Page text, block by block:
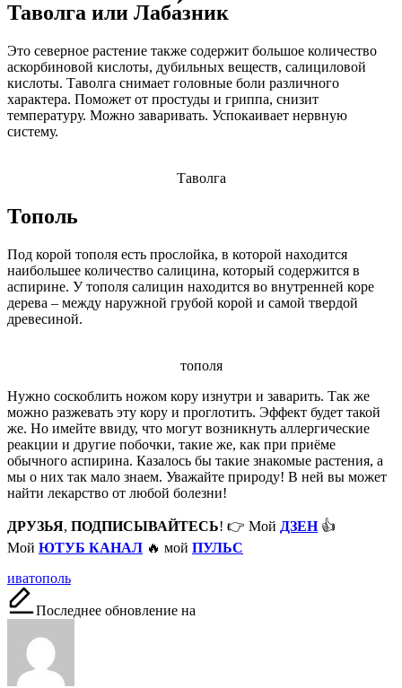
Таволга или Лаба́зник
Это северное растение также содержит большое количество
аскорбиновой кислоты, дубильных веществ, салициловой
кислоты. Таволга снимает головные боли различного
характера. Поможет от простуды и гриппа, снизит
температуру. Можно заваривать. Успокаивает нервную
систему.
Таволга
Тополь
Под корой тополя есть прослойка, в которой находится
наибольшее количество салицина, который содержится в
аспирине. У тополя салицин находится во внутренней коре
дерева – между наружной грубой корой и самой твердой
древесиной.
тополя
Нужно соскоблить ножом кору изнутри и заварить. Так же
можно разжевать эту кору и проглотить. Эффект будет такой
же. Но имейте ввиду, что могут возникнуть аллергические
реакции и другие побочки, такие же, как при приёме
обычного аспирина. Казалось бы такие знакомые растения, а
мы о них так мало знаем. Уважайте природу! В ней вы может
найти лекарство от любой болезни!
ДРУЗЬЯ, ПОДПИСЫВАЙТЕСЬ! 👉 Мой ДЗЕН👍
Мой ЮТУБ КАНАЛ 🔥 мой ПУЛЬС
Метки:
иватополь
Последнее обновление на